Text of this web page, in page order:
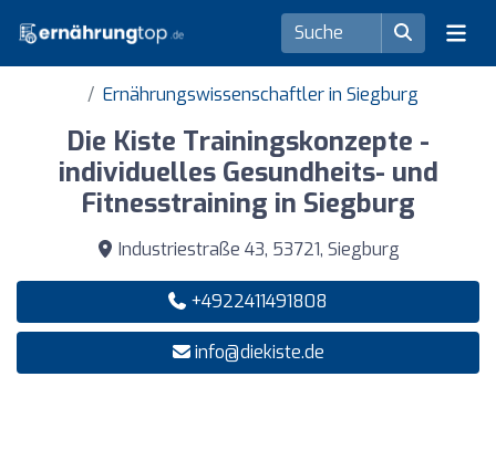
Ernährungswissenschaftler in Siegburg
Die Kiste Trainingskonzepte -
individuelles Gesundheits- und
Fitnesstraining in Siegburg
Industriestraße 43, 53721, Siegburg
+4922411491808
info@diekiste.de